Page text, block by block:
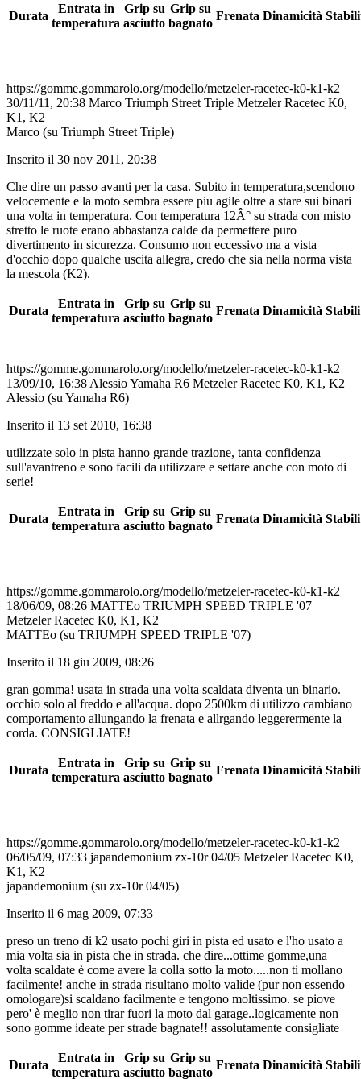
Durata
Entrata in
temperatura
Grip su
asciutto
Grip su
bagnato
Frenata Dinamicità
https://gomme.gommarolo.org/modello/metzeler-racetec-k0-k1-k2
30/11/11, 20:38 Marco Triumph Street Triple Metzeler Racetec K0,
K1, K2
Marco (su Triumph Street Triple)
Inserito il 30 nov 2011, 20:38
Che dire un passo avanti per la casa. Subito in temperatura,scendono
velocemente e la moto sembra essere piu agile oltre a stare sui binari
una volta in temperatura. Con temperatura 12Â° su strada con misto
stretto le ruote erano abbastanza calde da permettere puro
divertimento in sicurezza. Consumo non eccessivo ma a vista
d'occhio dopo qualche uscita allegra, credo che sia nella norma vista
la mescola (K2).
Durata
Entrata in
temperatura
Grip su
asciutto
Grip su
bagnato
Frenata Dinamicità
https://gomme.gommarolo.org/modello/metzeler-racetec-k0-k1-k2
13/09/10, 16:38 AlessioYamaha R6 Metzeler Racetec K0, K1, K2
Alessio (su Yamaha R6)
Inserito il 13 set 2010, 16:38
utilizzate solo in pista hanno grande trazione, tanta confidenza
sull'avantreno e sono facili da utilizzare e settare anche con moto di
serie!
Durata
Entrata in
temperatura
Grip su
asciutto
Grip su
bagnato
Frenata Dinamicità
https://gomme.gommarolo.org/modello/metzeler-racetec-k0-k1-k2
18/06/09, 08:26 MATTEo TRIUMPH SPEED TRIPLE '07
Metzeler Racetec K0, K1, K2
MATTEo (su TRIUMPH SPEED TRIPLE '07)
Inserito il 18 giu 2009, 08:26
gran gomma! usata in strada una volta scaldata diventa un binario.
occhio solo al freddo e all'acqua. dopo 2500km di utilizzo cambiano
comportamento allungando la frenata e allrgando leggerermente la
corda. CONSIGLIATE!
Durata
Entrata in
temperatura
Grip su
asciutto
Grip su
bagnato
Frenata Dinamicità
https://gomme.gommarolo.org/modello/metzeler-racetec-k0-k1-k2
06/05/09, 07:33 japandemonium zx-10r 04/05 Metzeler Racetec K0,
K1, K2
japandemonium (su zx-10r 04/05)
Inserito il 6 mag 2009, 07:33
preso un treno di k2 usato pochi giri in pista ed usato e l'ho usato a
mia volta sia in pista che in strada. che dire...ottime gomme,una
volta scaldate è come avere la colla sotto la moto.....non ti mollano
facilmente! anche in strada risultano molto valide (pur non essendo
omologare)si scaldano facilmente e tengono moltissimo. se piove
pero' è meglio non tirar fuori la moto dal garage..logicamente non
sono gomme ideate per strade bagnate!! assolutamente consigliate
Durata
Entrata in
temperatura
Grip su
asciutto
Grip su
bagnato
Frenata Dinamicità